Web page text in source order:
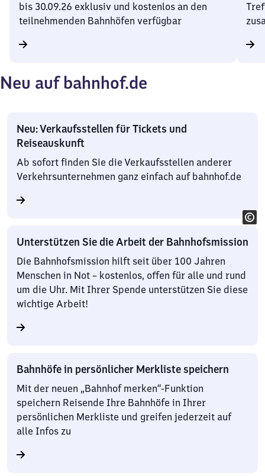
bis 30.09.26 exklusiv und kostenlos an den
teilnehmenden Bahnhöfen verfügbar
Neu auf bahnhof.de
Neu: Verkaufsstellen für Tickets und
Reiseauskunft
Ab sofort finden Sie die Verkaufsstellen anderer
Verkehrsunternehmen ganz einfach auf bahnhof.de
Unterstützen Sie die Arbeit der Bahnhofsmission
Die Bahnhofsmission hilft seit über 100 Jahren
Menschen in Not – kostenlos, offen für alle und rund
um die Uhr. Mit Ihrer Spende unterstützen Sie diese
wichtige Arbeit!
Bahnhöfe in persönlicher Merkliste speichern
Mit der neuen „Bahnhof merken“-Funktion
speichern Reisende Ihre Bahnhöfe in Ihrer
persönlichen Merkliste und greifen jederzeit auf
alle Infos zu